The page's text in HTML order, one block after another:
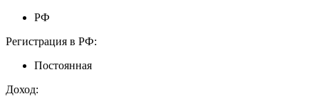
РФ
Регистрация в РФ:
Постоянная
Доход: